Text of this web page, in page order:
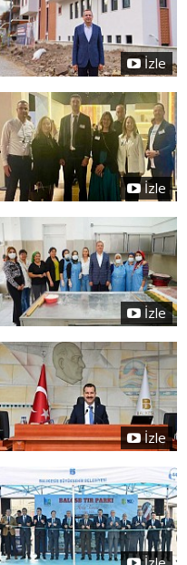
İzle
İzle
İzle
İzle